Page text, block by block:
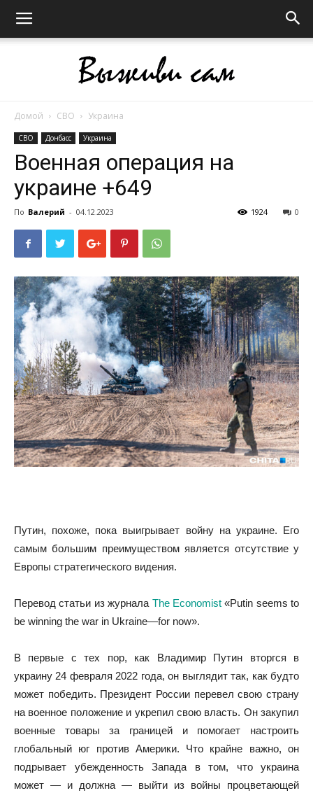
Домой СВО Украина
СВО Донбасс Украина
Военная операция на
украине +649
По Валерий - 04.12.2023 0
1924
Путин, похоже, пока выигрывает войну на украине. Его
самым большим преимуществом является отсутствие у
Европы стратегического видения.
Перевод статьи из журнала The Economist«Putin seems to
be winning the war in Ukraine—for now».
В первые с тех пор, как Владимир Путин вторгся в
украину 24 февраля 2022 года, он выглядит так, как будто
может победить. Президент России перевел свою страну
на военное положение и укрепил свою власть. Он закупил
военные товары за границей и помогает настроить
глобальный юг против Америки. Что крайне важно, он
подрывает убежденность Запада в том, что украина
может — и должна — выйти из войны процветающей